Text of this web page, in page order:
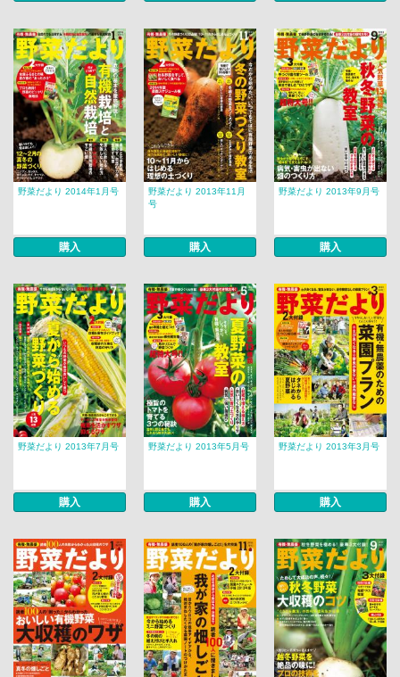
野菜だより 2014年1月号
購入
野菜だより 2013年11月
号
購入
野菜だより 2013年9月号
購入
野菜だより 2013年7月号
購入
野菜だより 2013年5月号
購入
野菜だより 2013年3月号
購入